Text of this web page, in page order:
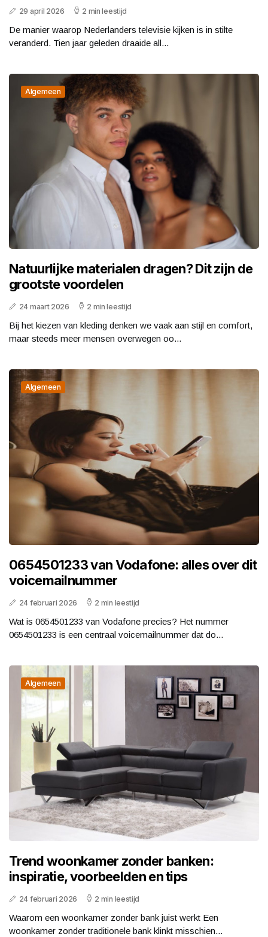
29 april 2026 2 min leestijd
De manier waarop Nederlanders televisie kijken is in stilte
veranderd. Tien jaar geleden draaide all...
Algemeen
Natuurlijke materialen dragen? Dit zijn de
grootste voordelen
24 maart 2026 2 min leestijd
Bij het kiezen van kleding denken we vaak aan stijl en comfort,
maar steeds meer mensen overwegen oo...
Algemeen
0654501233 van Vodafone: alles over dit
voicemailnummer
24 februari 2026 2 min leestijd
Wat is 0654501233 van Vodafone precies? Het nummer
0654501233 is een centraal voicemailnummer dat do...
Algemeen
Trend woonkamer zonder banken:
inspiratie, voorbeelden en tips
24 februari 2026 2 min leestijd
Waarom een woonkamer zonder bank juist werkt Een
woonkamer zonder traditionele bank klinkt misschien...